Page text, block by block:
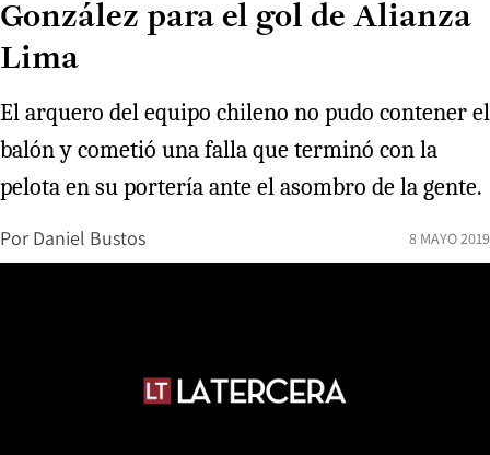
González para el gol de Alianza
Lima
El arquero del equipo chileno no pudo contener el
balón y cometió una falla que terminó con la
pelota en su portería ante el asombro de la gente.
Por Daniel Bustos 8 MAYO 2019